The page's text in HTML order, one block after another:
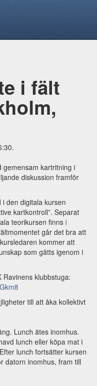
i fält
gemensam kartritning i
diskussion framför
den digitala kursen
kartkontroll”. Separat
teorikursen finns i
går det bra att
kommer att
som gåtts igenom i
Ravinens klubbstuga:
till att åka kollektivt
Lunch ätes inomhus.
lunch eller köpa mat i
lunch fortsätter kursen
datorn inomhus, fram till